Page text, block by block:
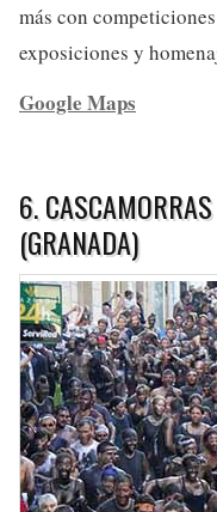
más con
exposiciones y
Google Maps
6.
(GRANADA)